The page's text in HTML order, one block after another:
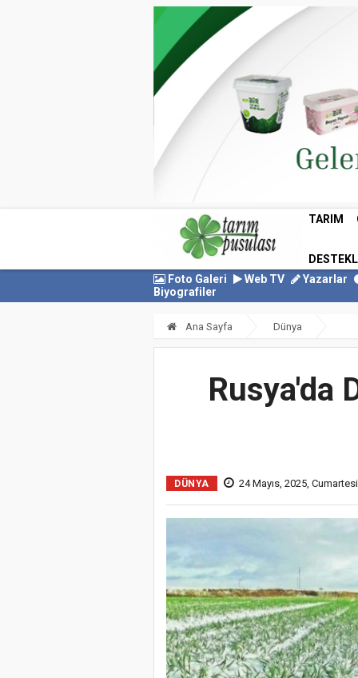
TARIM
Foto Galeri
Web TV
Yazarlar
Biyografiler
Ana Sayfa Dünya
Rusya'da
DÜNYA 24 Mayıs, 2025,